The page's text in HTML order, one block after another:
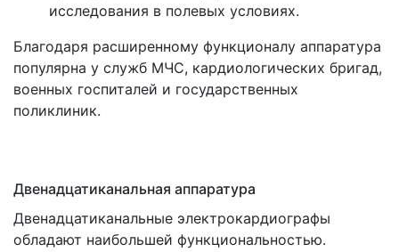
исследования в полевых условиях.
Благодаря расширенному функционалу аппаратура
популярна у служб МЧС, кардиологических бригад,
военных госпиталей и государственных
поликлиник.
Двенадцатиканальная аппаратура
Двенадцатиканальные электрокардиографы
обладают наибольшей функциональностью.